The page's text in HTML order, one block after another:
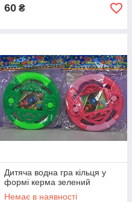
60 ₴
Дитяча водна гра кільця у
формі керма зелений
Немає в наявності